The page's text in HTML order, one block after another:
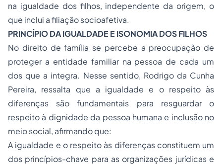
na igualdade dos filhos, independente da origem, o
que inclui a filiação socioafetiva.
PRINCÍPIO DA IGUALDADE E ISONOMIA DOS FILHOS
No direito de família se percebe a preocupação de
proteger a entidade familiar na pessoa de cada um
dos que a integra. Nesse sentido, Rodrigo da Cunha
Pereira, ressalta que a igualdade e o respeito às
diferenças são fundamentais para resguardar o
respeito à dignidade da pessoa humana e inclusão no
meio social, afirmando que:
A igualdade e o respeito às diferenças constituem um
dos princípios-chave para as organizações jurídicas e